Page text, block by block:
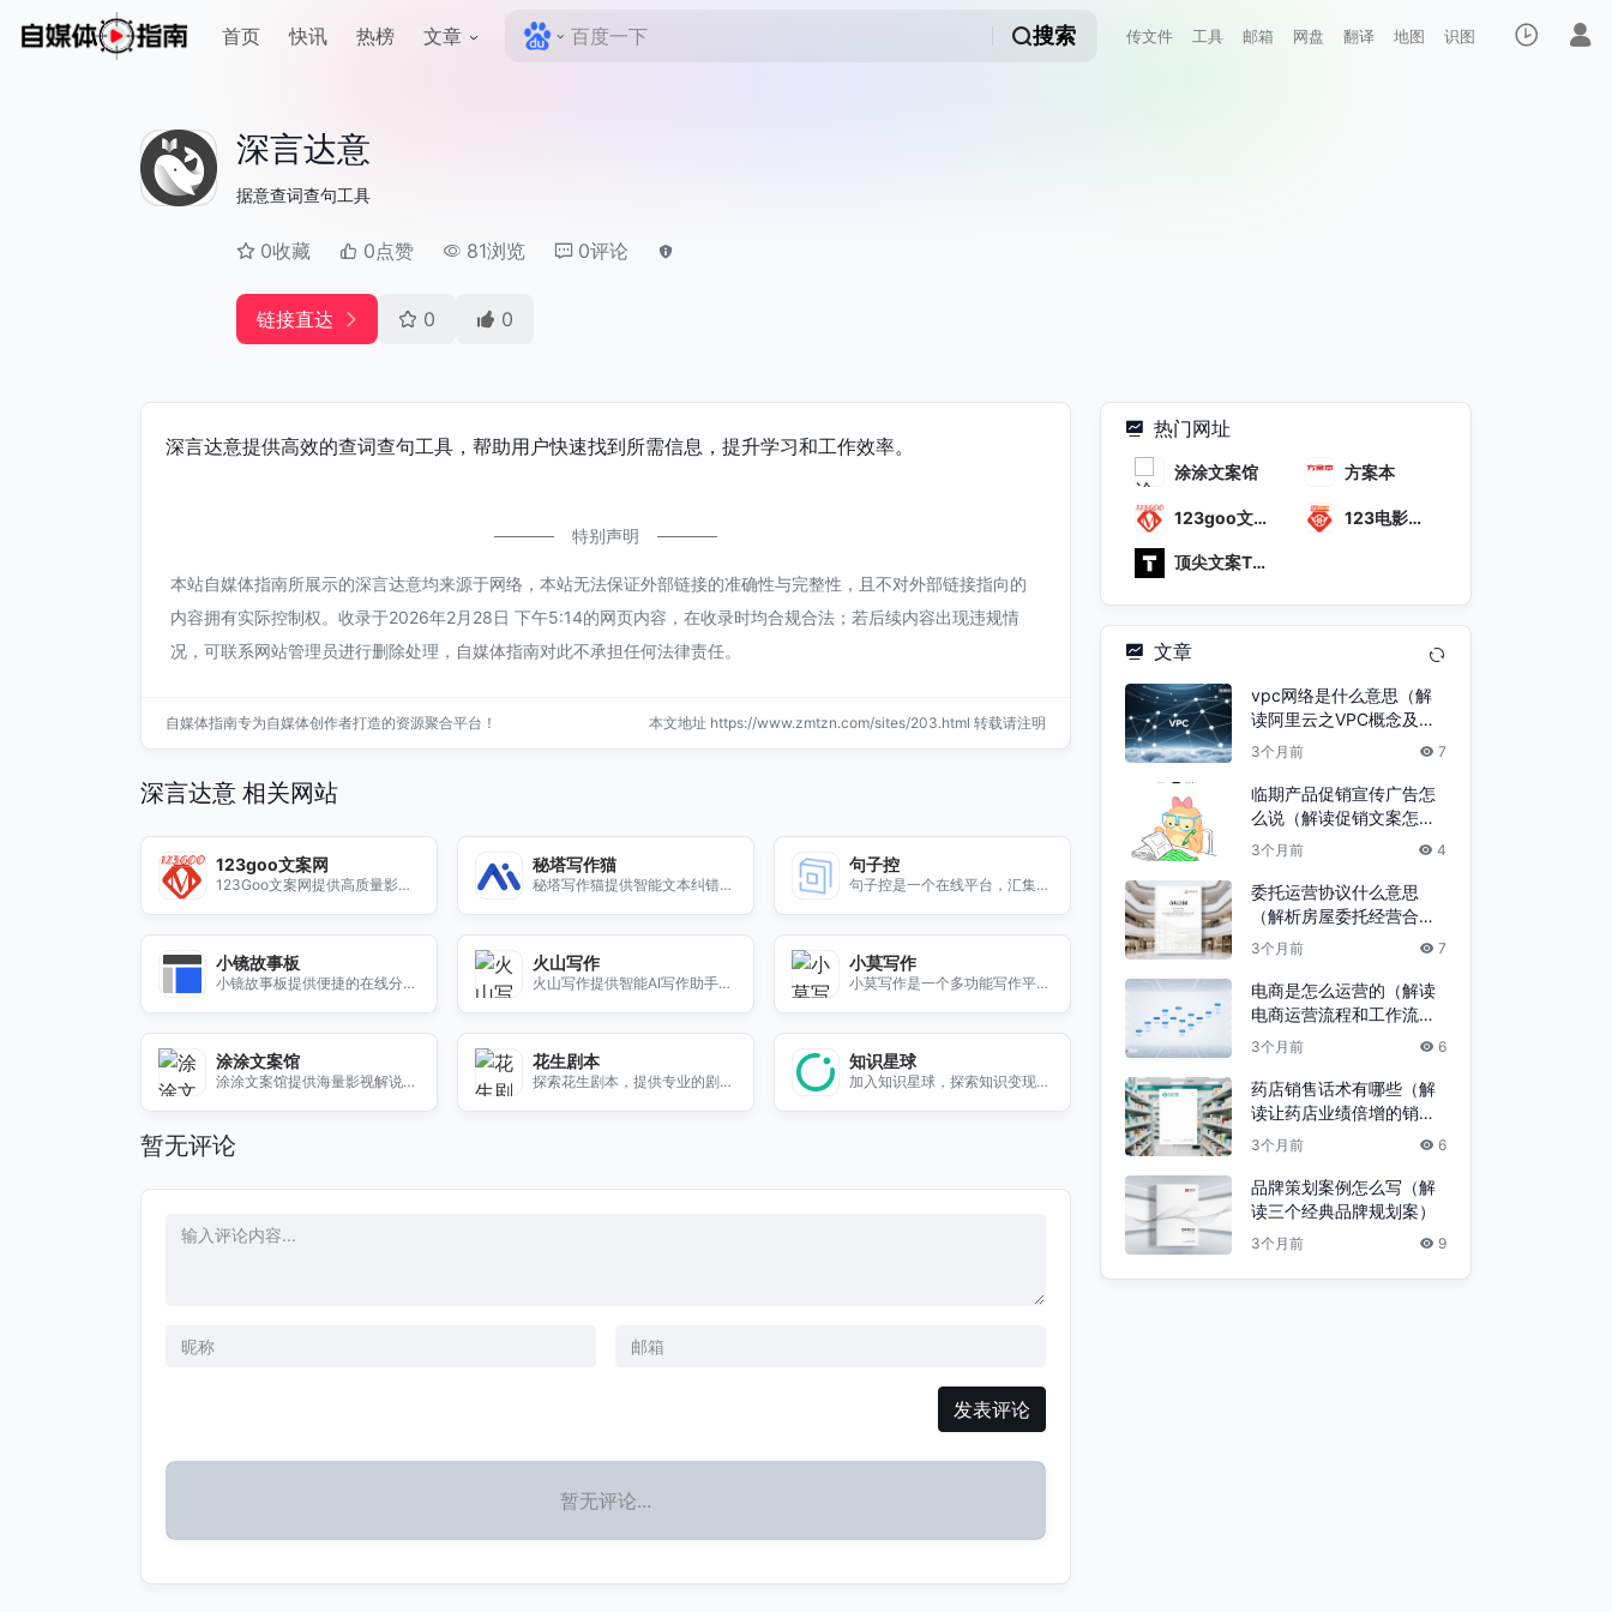
首页 快讯 热榜 文章 搜索 传文件 工具 邮箱 网盘 翻译 地图 识图
深言达意
据意查词查句工具
0收藏 0点赞 81浏览 0评论
链接直达 0 0
深言达意提供高效的查词查句工具，帮助用户快速找到所需信息，提升学习和工作效率。
特别声明
本站自媒体指南所展示的深言达意均来源于网络，本站无法保证外部链接的准确性与完整性，且不对外部链接指向的
内容拥有实际控制权。收录于2026年2月28日 下午5:14的网页内容，在收录时均合规合法；若后续内容出现违规情
况，可联系网站管理员进行删除处理，自媒体指南对此不承担任何法律责任。
自媒体指南专为自媒体创作者打造的资源聚合平台！ 本文地址 https://www.zmtzn.com/sites/203.html 转载请注明
深言达意 相关网站
123goo文案网
123Goo文案网提供高质量影视
秘塔写作猫
秘塔写作猫提供智能文本纠错、
句子控
句子控是一个在线平台，汇集名
升写作能力。
小镜故事板
小镜故事板提供便捷的在线分镜
火山写作
火山写作提供智能AI写作助手，
需求。
小莫写作
小莫写作是一个多功能写作平
写作都能满足你的需求。我们提
供智能写作助手、模板推荐、在
线编辑等功能，帮助你提高写作
涂涂文案馆
涂涂文案馆提供海量影视解说文
花生剧本
探索花生剧本，提供专业的剧本
知识星球
加入知识星球，探索知识变现的
暂无评论
发表评论
暂无评论...
热门网址
涂涂文案馆 方案本
123goo文
123电影解
顶尖文案TO
文章
vpc网络是什么意思（解
读阿里云之VPC概念及实
战）
3个月前 7
临期产品促销宣传广告怎
么说（解读促销文案怎么
写）
3个月前 4
委托运营协议什么意思
（解析房屋委托经营合同
中的代理行为）
3个月前 7
电商是怎么运营的（解读
电商运营流程和工作流
程）
3个月前 6
药店销售话术有哪些（解
读让药店业绩倍增的销售
话术）
3个月前 6
品牌策划案例怎么写（解
读三个经典品牌规划案）
3个月前 9